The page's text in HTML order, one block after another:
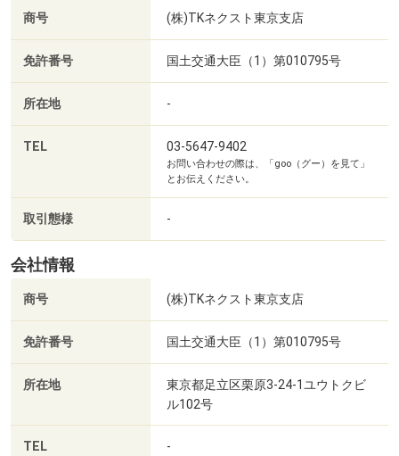
ます！
■ご見学内容
貴重なお時間の中で、ご希望の情報をご案内します。
お客様のご都合に合わせて「知りたい情報だけ」という短
時間のご案内も可能です。
・現地/物件見学（３０分～）
等させていただきます。
ご希望条件に合った他物件のご紹介等も可能です。
・資金計画のご相談（３０分～）
・土地・家の探し方のご相談（３０分～）
・会社の強みのご紹介（１５分～）
---------------------------------------------------------------------
お客様のご要望に合わせ、親切丁寧にご案内させていただ
商号 (株)TKネクスト東京支店
免許番号 国土交通大臣（1）第010795号
所在地 -
TEL 03-5647-9402
お問い合わせの際は、「goo（グー）を見て」
とお伝えください。
取引態様 -
会社情報
商号 (株)TKネクスト東京支店
免許番号 国土交通大臣（1）第010795号
所在地
東京都足立区栗原3-24-1ユウトクビ
ル102号
TEL -